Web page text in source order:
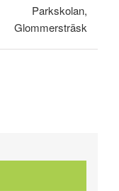
Parkskolan,
Glommersträsk